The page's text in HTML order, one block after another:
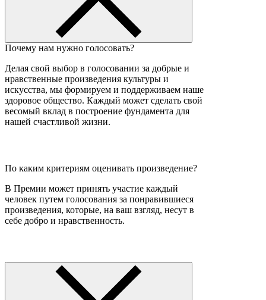
Почему нам нужно голосовать?
Делая свой выбор в голосовании за добрые и
нравственные произведения культуры и
искусства, мы формируем и поддерживаем наше
здоровое общество. Каждый может сделать свой
весомый вклад в построение фундамента для
нашей счастливой жизни.
По каким критериям оценивать произведение?
В Премии может принять участие каждый
человек путем голосования за понравившиеся
произведения, которые, на ваш взгляд, несут в
себе добро и нравственность.